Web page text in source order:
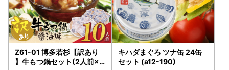
Z61-01 博多若杉【訳あり
】牛もつ鍋セット(2人前×5
キハダまぐろ ツナ缶 24缶
セット (a12-190)